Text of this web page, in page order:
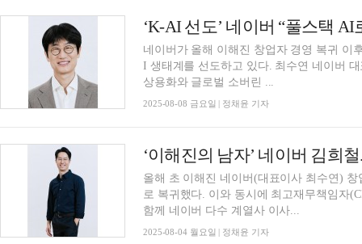
‘K-AI 선도’ 네이버 “풀스택
네이버가 올해 이해진 창업자 경영 복귀 이
I 생태계를 선도하고 있다. 최수연 네이버
상용화와 글로벌 소버린 ...
2025-08-08 금요일 | 정채윤 기자
올해 초 이해진 네이버(대표이사 최수연)
로 복귀했다. 이와 동시에 최고재무책임자
함께 네이버 다수 계열사 이사...
2025-08-04 월요일 | 정채윤 기자